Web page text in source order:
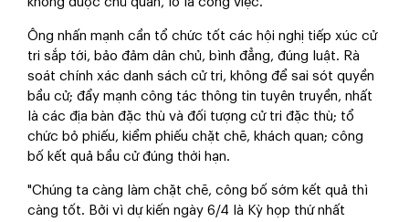
Ông nhấn mạnh cần tổ chức tốt các hội nghị tiếp xúc cử
tri sắp tới, bảo đảm dân chủ, bình đẳng, đúng luật. Rà
soát chính xác danh sách cử tri, không để sai sót quyền
bầu cử; đẩy mạnh công tác thông tin tuyên truyền, nhất
là các địa bàn đặc thù và đối tượng cử tri đặc thù; tổ
chức bỏ phiếu, kiểm phiếu chặt chẽ, khách quan; công
bố kết quả bầu cử đúng thời hạn.
"Chúng ta càng làm chặt chẽ, công bố sớm kết quả thì
càng tốt. Bởi vì dự kiến ngày 6/4 là Kỳ họp thứ nhất